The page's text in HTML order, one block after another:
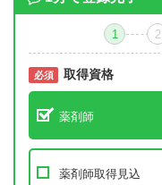
1 2
必須 取得資格
薬剤師
薬剤師取得見込